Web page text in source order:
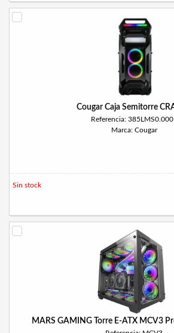
Cougar Caja Semitorre
Referencia:
Marca: Cougar
Sin stock
MARS GAMING Torre E-ATX MCV3